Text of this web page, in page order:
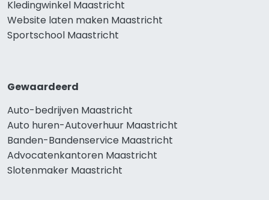
Kledingwinkel Maastricht
Website laten maken Maastricht
Sportschool Maastricht
Gewaardeerd
Auto-bedrijven Maastricht
Auto huren-Autoverhuur Maastricht
Banden-Bandenservice Maastricht
Advocatenkantoren Maastricht
Slotenmaker Maastricht